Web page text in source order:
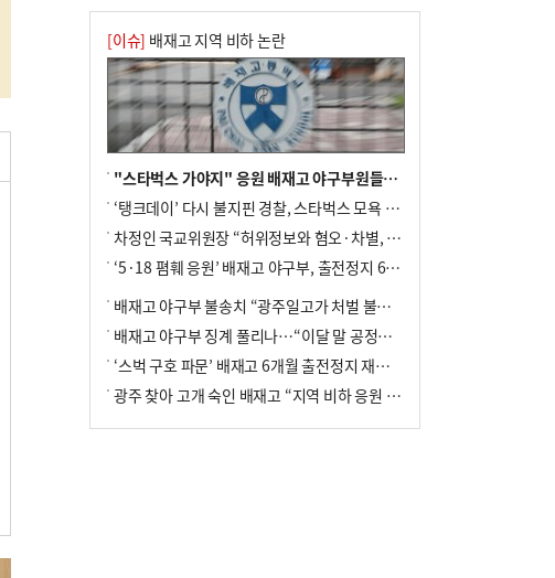
[이슈] 배재고 지역 비하 논란
"스타벅스 가야지" 응원 배재고 야구부원들, 학교서 징계 처분
‘탱크데이’ 다시 불지핀 경찰, 스타벅스 모욕 혐의 압수수색
차정인 국교위원장 “허위정보와 혐오·차별, 학교 교실까지 유입"
‘5·18 폄훼 응원’ 배재고 야구부, 출전정지 6개월→1개월 감경
배재고 야구부 불송치 “광주일고가 처벌 불원 의사 표해”
배재고 야구부 징계 풀리나…“이달 말 공정위서 재심의”
‘스벅 구호 파문’ 배재고 6개월 출전정지 재심 신청키로
광주 찾아 고개 숙인 배재고 “지역 비하 응원 잘못”(종합)